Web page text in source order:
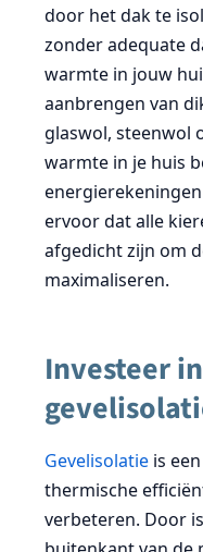
door het dak te
zonder adequate
warmte in jouw
aanbrengen van
glaswol, steenwol
warmte in je huis
ervoor dat alle
afgedicht zijn om
maximaliseren.
Investeer
Gevelisolatieis
thermische
verbeteren. Door